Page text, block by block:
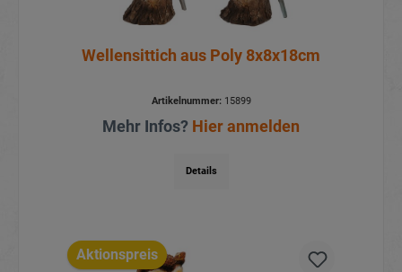
Wellensittich aus Poly 8x8x18cm
Artikelnummer:15899
Mehr Infos? Hier anmelden
Details
Aktionspreis